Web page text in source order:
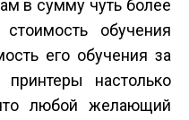
в сумму чуть более
обучения
его обучения за
настолько
любой желающий